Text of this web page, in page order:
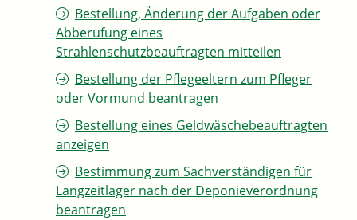
Bestellung, Änderung der Aufgaben oder
Abberufung eines
Strahlenschutzbeauftragten mitteilen
Bestellung der Pflegeeltern zum Pfleger
oder Vormund beantragen
Bestellung eines Geldwäschebeauftragten
anzeigen
Bestimmung zum Sachverständigen für
Langzeitlager nach der Deponieverordnung
beantragen